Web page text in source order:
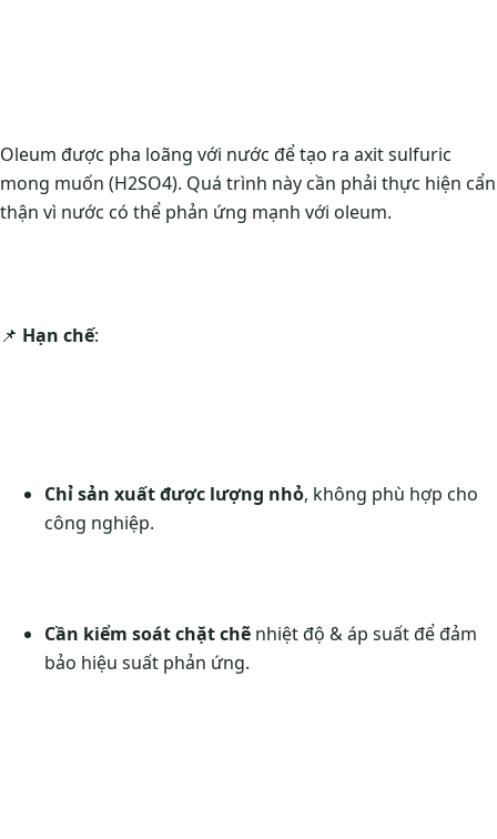
Oleum được pha loãng với nước để tạo ra axit sulfuric
mong muốn (H2SO4). Quá trình này cần phải thực hiện cẩn
thận vì nước có thể phản ứng mạnh với oleum.
📌 Hạn chế:
Chỉ sản xuất được lượng nhỏ, không phù hợp cho
công nghiệp.
Cần kiểm soát chặt chẽ nhiệt độ & áp suất để đảm
bảo hiệu suất phản ứng.